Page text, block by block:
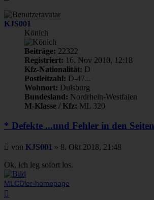
KJS001
Könich
Beiträge: 22322
Registriert: 16. Nov 2010, 12:18
Kfz-Nationalität: D
Postleitzahl: D-47...
Wohnort: Duisburg
Bundesland: Nordrhein-Westfalen
M-Klasse / Kfz: ML 320
* Defekte ...und Fehler in den Seiten
Beitrag
von KJS001 » 8. Okt 2018, 21:48
Ok, ich leg sofort los.
MLCDler-homepage